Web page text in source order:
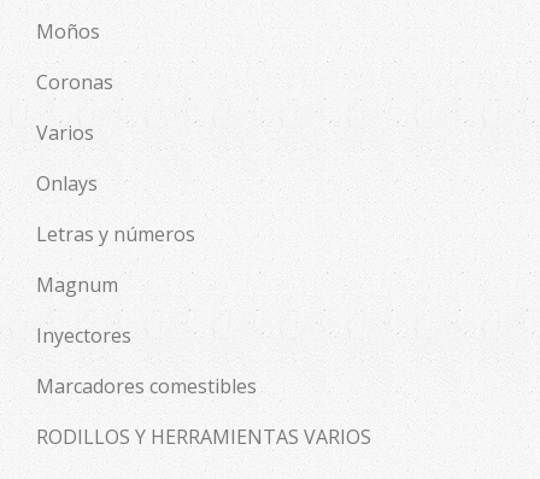
Moños
Coronas
Varios
Onlays
Letras y números
Magnum
Inyectores
Marcadores comestibles
RODILLOS Y HERRAMIENTAS VARIOS